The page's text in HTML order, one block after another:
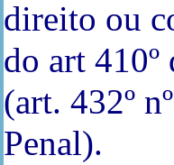
direito ou
do art 410º
(art. 432º
Penal).